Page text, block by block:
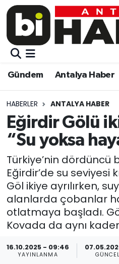
Gündem Antalya Haber
HABERLER ANTALYA HABER
Eğirdir Gölü
“Su yoksa
Türkiye’nin dördüncü
Eğirdir’de su seviyesi
Göl ikiye ayrılırken,
alanlarda çobanlar
otlatmaya başladı.
Kovada da aynı
16.10.2025 - 09:46
YAYINLANMA
Gündem
Siyaset
Ekonomi
Video
Eğitim
Kültür-sanat
Sağlık
Spor
Gündem
Siyaset
Eğitim
Ekonomi
Kültür-sanat
Sağlık
Spor
Teknoloji
Muratpaşa Nöbetçi
Muratpaşa Trafik
Süper Lig Puan
Tüm Manşetler
Son Dakika Haberleri
Haber Arşivi